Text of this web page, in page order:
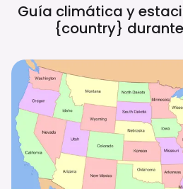
Guía climática y
{country} durante